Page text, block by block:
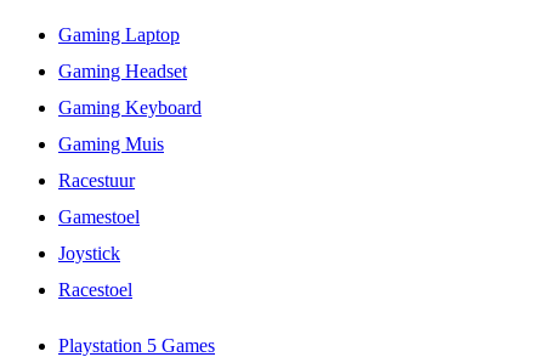
Gaming Laptop
Gaming Headset
Gaming Keyboard
Gaming Muis
Racestuur
Gamestoel
Joystick
Racestoel
Playstation 5 Games